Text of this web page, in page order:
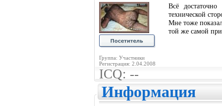
Группа: Участники
Регистрация: 2.04.2008
Всё
технической
Мне тоже
той же самой
ICQ: --
Информация